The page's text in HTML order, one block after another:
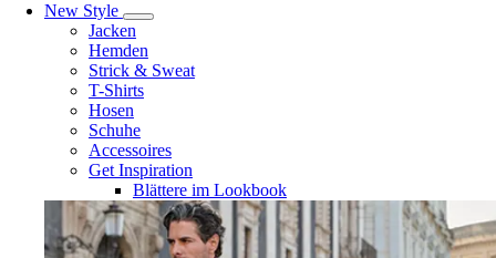
New Style
Jacken
Hemden
Strick & Sweat
T-Shirts
Hosen
Schuhe
Accessoires
Get Inspiration
Blättere im Lookbook